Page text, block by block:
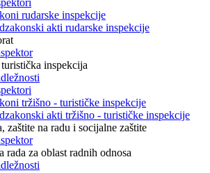
rudarske inspekcije
akti rudarske inspekcije
inspekcija
tržišno - turističke inspekcije
akti tržišno - turističke inspekcije
zaštite na radu i socijalne zaštite
rada za oblast radnih odnosa